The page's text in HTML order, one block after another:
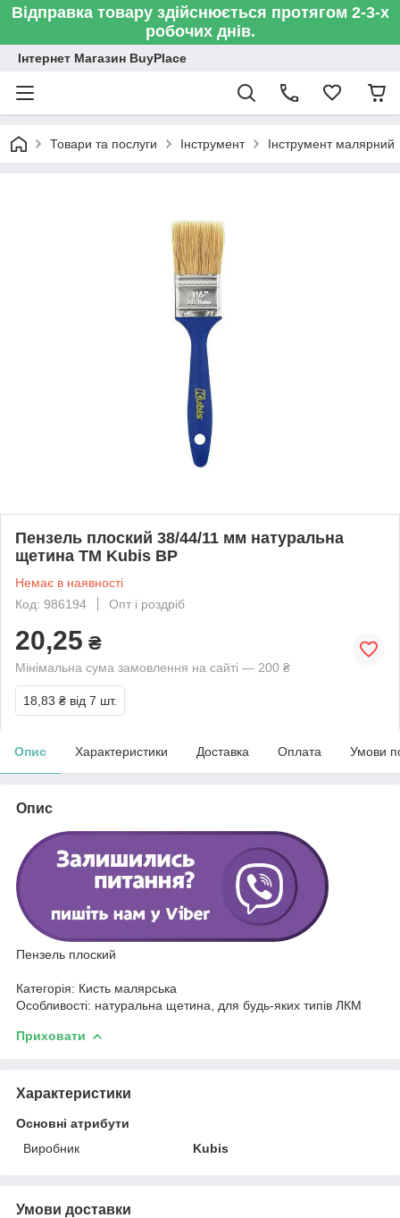
Відправка товару здійснюється протягом 2-3-х
робочих днів.
Інтернет Магазин BuyPlace
Товари та послуги Інструмент Інструмент малярний
Пензель плоский 38/44/11 мм натуральна
щетина ТМ Kubis BP
Немає в наявності
Код: 986194
Опт і роздріб
20,25 ₴
Мінімальна сума замовлення на сайті — 200 ₴
18,83 ₴ від 7 шт.
Опис Характеристики Доставка Оплата Умови
Опис
Пензель плоский
Категорія: Кисть малярська
Особливості: натуральна щетина, для будь-яких типів ЛКМ
Приховати
Характеристики
Основні атрибути
Виробник
Kubis
Умови доставки